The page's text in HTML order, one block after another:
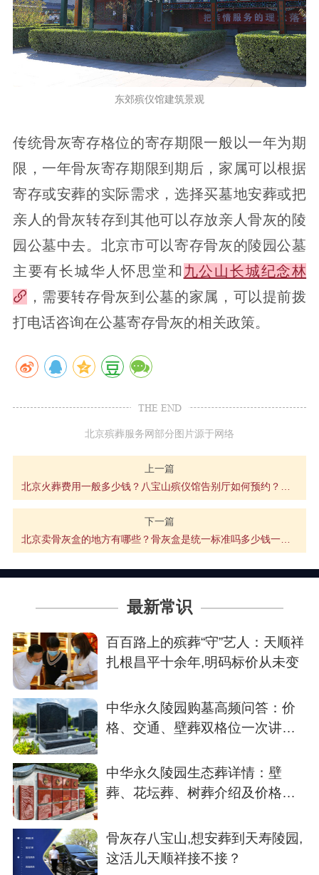
东郊殡仪馆建筑景观
传统骨灰寄存格位的寄存期限一般以一年为期
限，一年骨灰寄存期限到期后，家属可以根据
寄存或安葬的实际需求，选择买墓地安葬或把
亲人的骨灰转存到其他可以存放亲人骨灰的陵
园公墓中去。北京市可以寄存骨灰的陵园公墓
主要有长城华人怀思堂和 九公山长城纪念林
，需要转存骨灰到公墓的家属，可以提前拨
打电话咨询在公墓寄存骨灰的相关政策。
THE END
北京殡葬服务网部分图片源于网络
上一篇
下一篇
北京卖骨灰盒的地方有哪些？骨灰盒是统一标准吗多少钱一个？
最新常识
百百路上的殡葬“守”艺人：天顺祥
扎根昌平十余年,明码标价从未变
中华永久陵园购墓高频问答：价
格、交通、壁葬双格位一次讲清
中华永久陵园生态葬详情：壁
葬、花坛葬、树葬介绍及价格参
骨灰存八宝山,想安葬到天寿陵园,
这活儿天顺祥接不接？